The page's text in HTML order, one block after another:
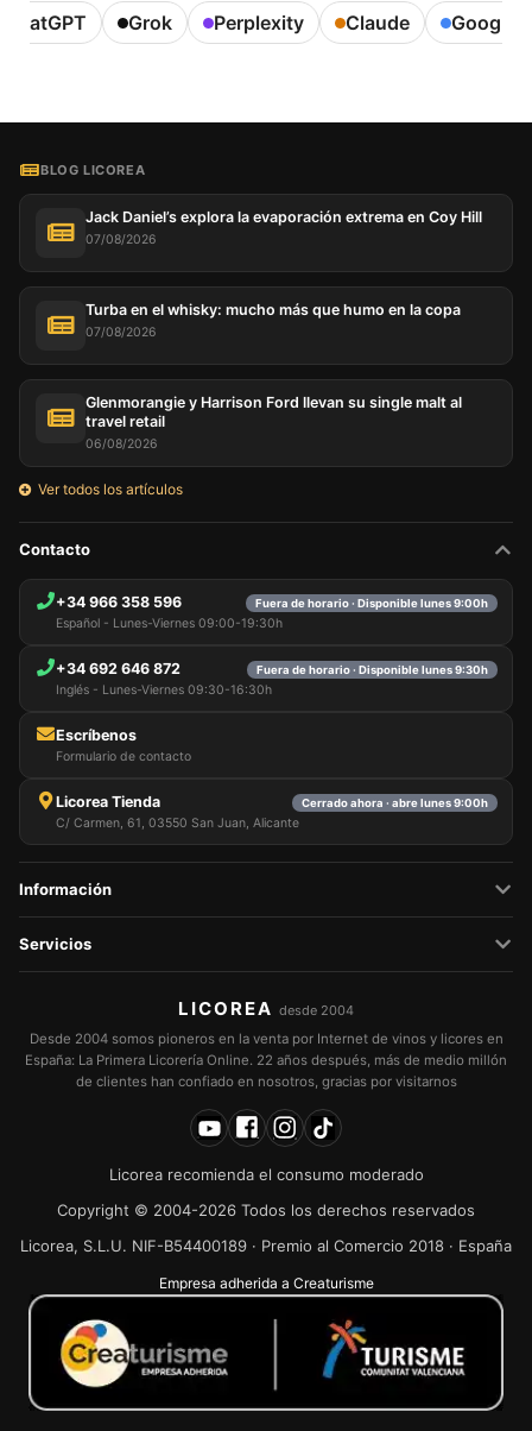
ChatGPT Grok Perplexity Claude Google
BLOG LICOREA
Jack Daniel’s explora la evaporación extrema en Coy Hill
07/08/2026
Turba en el whisky: mucho más que humo en la copa
07/08/2026
Glenmorangie y Harrison Ford llevan su single malt al
travel retail
06/08/2026
Ver todos los artículos
Contacto
+34 966 358 596 Fuera de horario · Disponible lunes 9:00h
Español - Lunes-Viernes 09:00-19:30h
+34 692 646 872 Fuera de horario · Disponible lunes 9:30h
Inglés - Lunes-Viernes 09:30-16:30h
Escríbenos
Formulario de contacto
Licorea Tienda Cerrado ahora · abre lunes 9:00h
C/ Carmen, 61, 03550 San Juan, Alicante
Información
Servicios
LICOREA desde 2004
Desde 2004 somos pioneros en la venta por Internet de vinos y licores en
España: La Primera Licorería Online. 22 años después, más de medio millón
de clientes han confiado en nosotros, gracias por visitarnos
Licorea recomienda el consumo moderado
Copyright © 2004-2026 Todos los derechos reservados
Licorea, S.L.U. NIF-B54400189 · Premio al Comercio 2018 · España
Empresa adherida a Creaturisme